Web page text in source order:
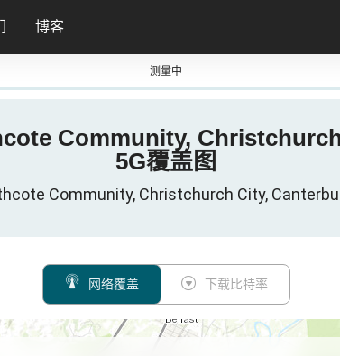
博客
测量中
Community,
5G覆盖图
Community, Christchurch City,
网络覆盖 下载比特率